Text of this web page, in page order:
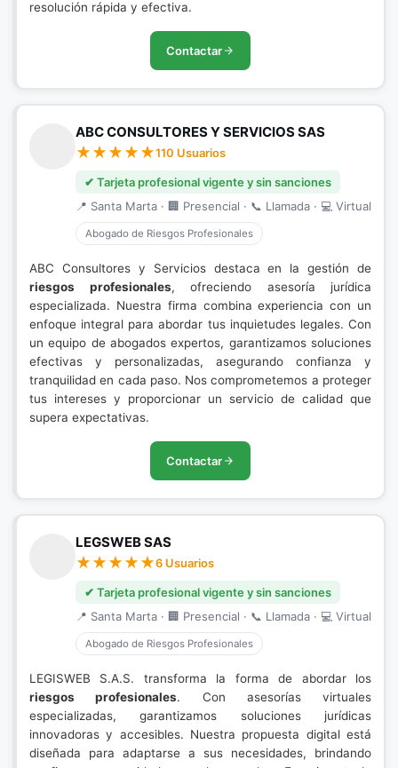
resolución rápida y efectiva.
Contactar
ABC CONSULTORES Y SERVICIOS SAS
110 Usuarios
✔ Tarjeta profesional vigente y sin sanciones
📍 Santa Marta · 🏢 Presencial · 📞 Llamada · 💻 Virtual
Abogado de Riesgos Profesionales
ABC Consultores y Servicios destaca en la gestión de
riesgos profesionales, ofreciendo asesoría jurídica
especializada. Nuestra firma combina experiencia con un
enfoque integral para abordar tus inquietudes legales. Con
un equipo de abogados expertos, garantizamos soluciones
efectivas y personalizadas, asegurando confianza y
tranquilidad en cada paso. Nos comprometemos a proteger
tus intereses y proporcionar un servicio de calidad que
supera expectativas.
Contactar
LEGSWEB SAS
6 Usuarios
✔ Tarjeta profesional vigente y sin sanciones
📍 Santa Marta · 🏢 Presencial · 📞 Llamada · 💻 Virtual
Abogado de Riesgos Profesionales
LEGISWEB S.A.S. transforma la forma de abordar los
riesgos profesionales. Con asesorías virtuales
especializadas, garantizamos soluciones jurídicas
innovadoras y accesibles. Nuestra propuesta digital está
diseñada para adaptarse a sus necesidades, brindando